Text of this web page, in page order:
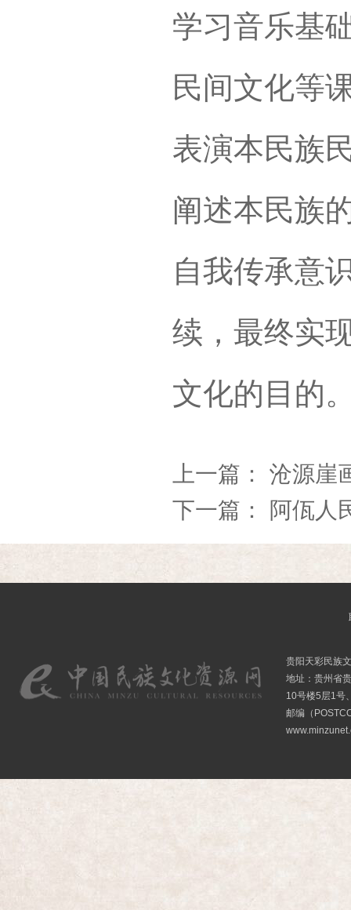
学习音乐基
民间文化等
表演本民族
阐述本民族
自我传承意
续，最终实
文化的目的
上一篇： 沧源崖
下一篇： 阿佤人
贵阳天彩民族
地址：贵州省
10号楼5层1号
邮编（